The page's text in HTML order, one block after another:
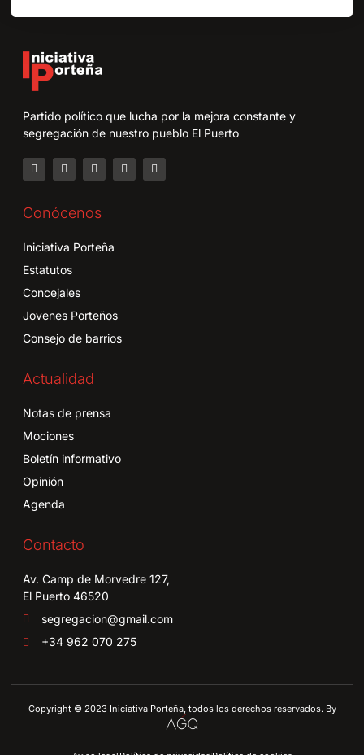
Partido político que lucha por la mejora constante y
segregación de nuestro pueblo El Puerto
Conócenos
Iniciativa Porteña
Estatutos
Concejales
Jovenes Porteños
Consejo de barrios
Actualidad
Notas de prensa
Mociones
Boletín informativo
Opinión
Agenda
Contacto
Av. Camp de Morvedre 127,
El Puerto 46520
segregacion@gmail.com
+34 962 070 275
Copyright © 2023 Iniciativa Porteña, todos los derechos reservados. By